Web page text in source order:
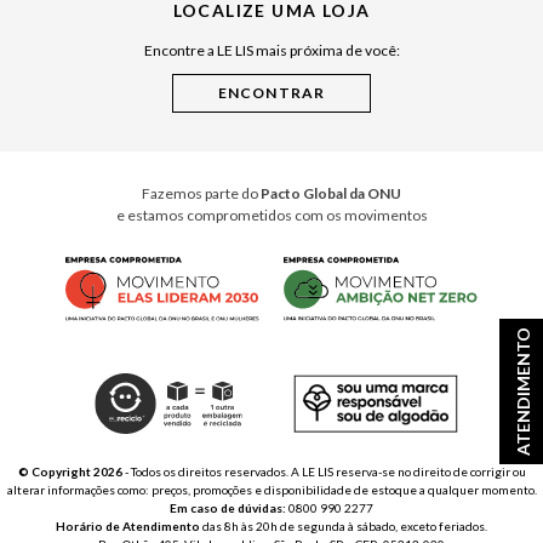
ATENDIMENTO
Cuidados Casa
LOCALIZE UMA LOJA
Encontre a LE LIS mais próxima de você:
Fazemos parte do Pacto Global da ONU
e estamos comprometidos com os movimentos
© Copyright 2026- Todos os direitos reservados. A LE LIS reserva-se no direito de corrigir ou
alterar informações como: preços, promoções e disponibilidade de estoque a qualquer momento.
Em caso de dúvidas: 0800 990 2277
Horário de Atendimento das 8h às 20h de segunda à sábado, exceto feriados.